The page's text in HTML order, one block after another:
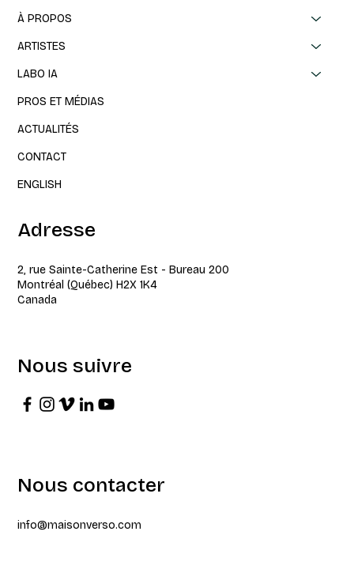
À PROPOS
ARTISTES
LABO IA
PROS ET MÉDIAS
ACTUALITÉS
CONTACT
ENGLISH
Adresse
2, rue Sainte-Catherine Est - Bureau 200
Montréal (Québec) H2X 1K4
Canada
Nous suivre
Nous contacter
info@maisonverso.com